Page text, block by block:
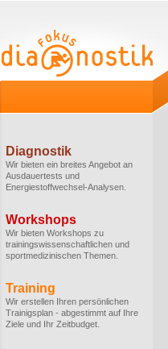
Diagnostik
Wir bieten ein breites Angebot an
Ausdauertests und
Energiestoffwechsel-Analysen.
Workshops
Wir bieten Workshops zu
trainingswissenschaftlichen und
sportmedizinischen Themen.
Training
Wir erstellen Ihren persönlichen
Trainigsplan - abgestimmt auf Ihre
Ziele und Ihr Zeitbudget.